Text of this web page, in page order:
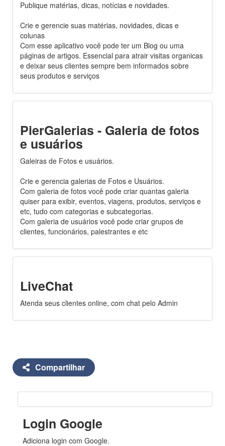
Publique matérias, dicas, notícias e novidades.
Crie e gerencie suas matérias, novidades, dicas e
colunas
Com esse aplicativo você pode ter um Blog ou uma
páginas de artigos. Essencial para atrair visitas organicas
e deixar seus clientes sempre bem informados sobre
seus produtos e serviços
PierGalerias - Galeria de fotos
e usuários
Galeiras de Fotos e usuários.
Crie e gerencia galerias de Fotos e Usuários.
Com galeria de fotos você pode criar quantas galeria
quiser para exibir, eventos, viagens, produtos, serviços e
etc, tudo com categorias e subcategorias.
Com galeria de usuários você pode criar grupos de
clientes, funcionários, palestrantes e etc
LiveChat
Atenda seus clientes online, com chat pelo Admin
Compartilhar
Login Google
Adiciona login com Google.